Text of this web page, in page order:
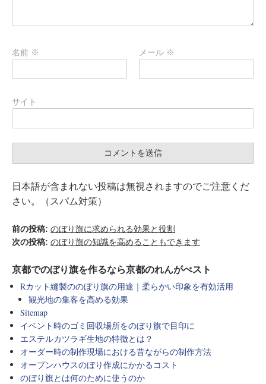
名前 ※ メール ※
サイト
日本語が含まれない投稿は無視されますのでご注意くだ
さい。（スパム対策）
前の投稿: のぼり旗に求められる効果と役割
次の投稿: のぼり旗の知識を高めることもできます
京都でのぼり旗を作るなら京都のれんがべスト
Rカット縫製ののぼり旗の用途｜柔らかい印象を有効活用
観光地の集客を高める効果
Sitemap
イベント時のゴミ回収場所をのぼり旗で目印に
エステルカツラギ生地の特徴とは？
オーダー時の制作現場における昔ながらの制作方法
オープンハウスのぼり作成にかかるコスト
のぼり旗とは何のために使うのか